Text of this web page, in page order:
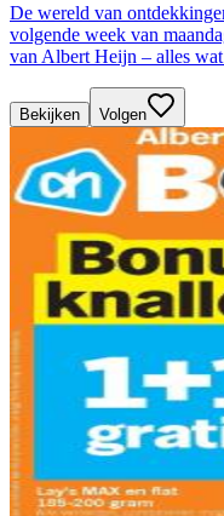
De wereld van
volgende week van
van Albert Heijn – alles
Bekijken Volgen